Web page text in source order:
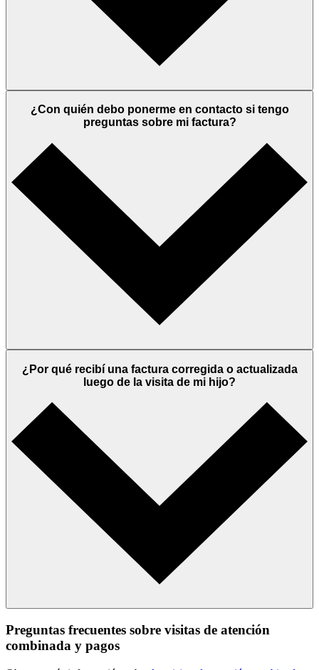
¿Con quién debo ponerme en contacto si tengo
preguntas sobre mi factura?
¿Por qué recibí una factura corregida o actualizada
luego de la visita de mi hijo?
Preguntas frecuentes sobre visitas de atención
combinada y pagos